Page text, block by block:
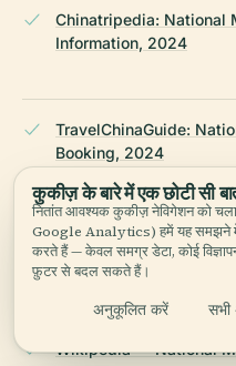
Chinatripedia: National
Information, 2024
TravelChinaGuide:
Booking, 2024
Ruqin Travel: Beijing
Guide, 2024
Wikipedia — National
कुकीज़ के बारे में एक छोटी सी
नितांत आवश्यक कुकीज़ नेविगेशन को
Google Analytics) हमें यह समझने
करते हैं — केवल समग्र डेटा, कोई
फ़ुटर से बदल सकते हैं।
अनुकूलित करें सभी